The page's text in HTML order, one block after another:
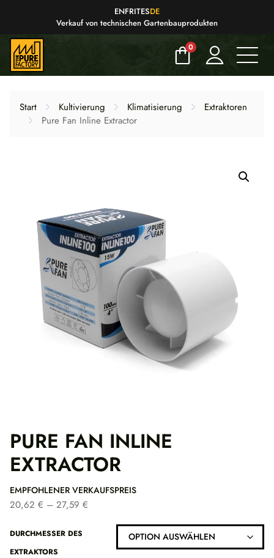
ENFRITESDE
Verkauf von technischen Gartenbauprodukten
0
Start Kultivierung Klimatisierung
Extraktoren
Pure Fan Inline Extractor
PURE FAN INLINE
EXTRACTOR
EMPFOHLENER VERKAUFSPREIS
20,62 € – 27,59 €
DURCHMESSER DES
EXTRAKTORS